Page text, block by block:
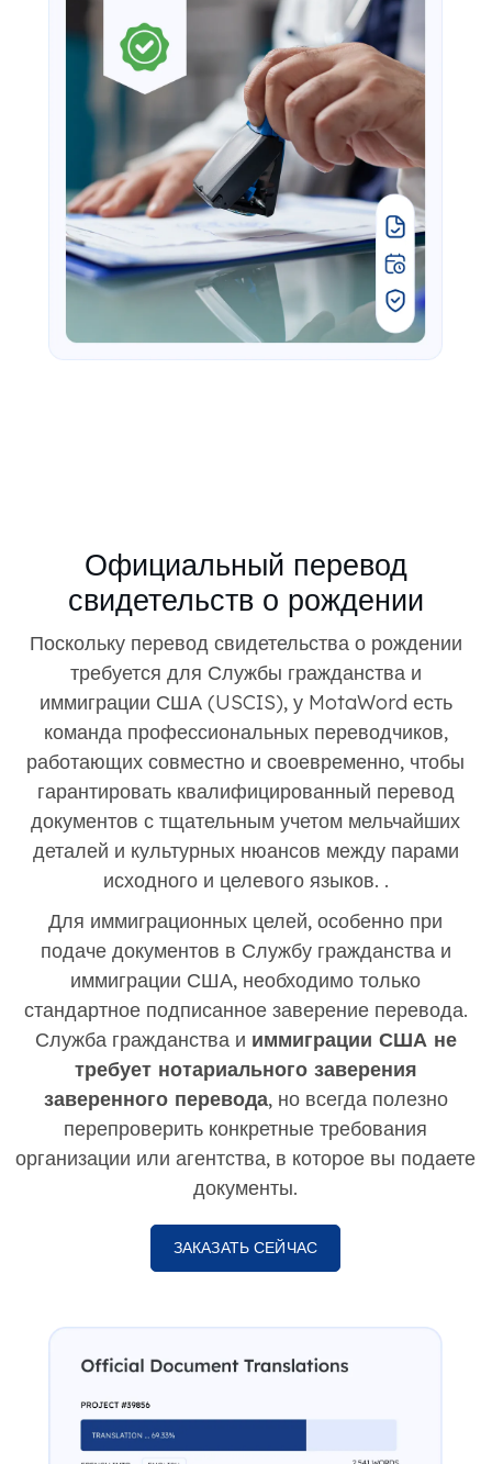
Официальный перевод
свидетельств о рождении
Поскольку перевод свидетельства о рождении
требуется для Службы гражданства и
иммиграции США (USCIS), у MotaWord есть
команда профессиональных переводчиков,
работающих совместно и своевременно, чтобы
гарантировать квалифицированный перевод
документов с тщательным учетом мельчайших
деталей и культурных нюансов между парами
исходного и целевого языков. .
Для иммиграционных целей, особенно при
подаче документов в Службу гражданства и
иммиграции США, необходимо только
стандартное подписанное заверение перевода.
Служба гражданства и иммиграции США не
требует нотариального заверения
заверенного перевода, но всегда полезно
перепроверить конкретные требования
организации или агентства, в которое вы подаете
документы.
ЗАКАЗАТЬ СЕЙЧАС